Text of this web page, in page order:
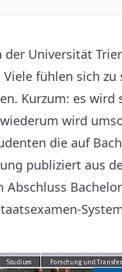
Universität
fühlen sich
Kurzum: es
wird
die auf
publiziert aus